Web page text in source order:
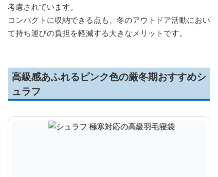
考慮されています。
コンパクトに収納できる点も、冬のアウトドア活動におい
て持ち運びの負担を軽減する大きなメリットです。
高級感あふれるピンク色の厳冬期おすすめシ
ュラフ